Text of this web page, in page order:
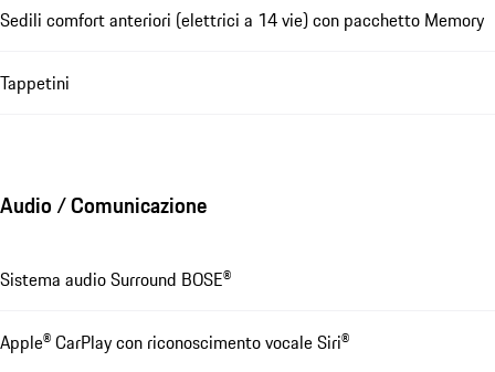
Sedili comfort anteriori (elettrici a 14 vie) con pacchetto Memory
Tappetini
Audio / Comunicazione
Sistema audio Surround BOSE®
Apple® CarPlay con riconoscimento vocale Siri®